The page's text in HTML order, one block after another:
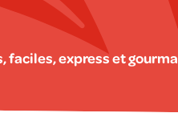
faciles, express et